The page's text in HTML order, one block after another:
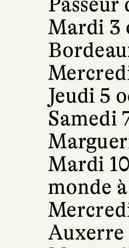
Mardi 3
Jeudi 5
Samedi
Mardi
monde
Auxerre